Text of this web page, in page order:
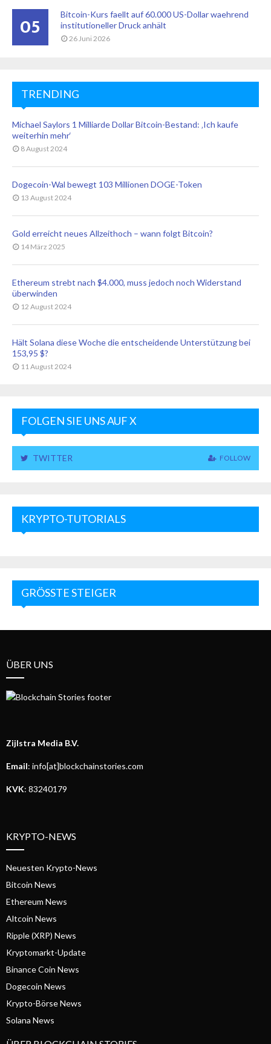
05
Bitcoin-Kurs faellt auf 60.000 US-Dollar waehrend
institutioneller Druck anhält
26 Juni 2026
TRENDING
Michael Saylors 1 Milliarde Dollar Bitcoin-Bestand: ‚Ich kaufe
weiterhin mehr‘
8 August 2024
Dogecoin-Wal bewegt 103 Millionen DOGE-Token
13 August 2024
Gold erreicht neues Allzeithoch – wann folgt Bitcoin?
14 März 2025
Ethereum strebt nach $4.000, muss jedoch noch Widerstand
überwinden
12 August 2024
Hält Solana diese Woche die entscheidende Unterstützung bei
153,95 $?
11 August 2024
FOLGEN SIE UNS AUF X
TWITTER FOLLOW
KRYPTO-TUTORIALS
GRÖSSTE STEIGER
ÜBER UNS
Zijlstra Media B.V.
Email: info[at]blockchainstories.com
KVK: 83240179
KRYPTO-NEWS
Neuesten Krypto-News
Bitcoin News
Ethereum News
Altcoin News
Ripple (XRP) News
Kryptomarkt-Update
Binance Coin News
Dogecoin News
Krypto-Börse News
Solana News